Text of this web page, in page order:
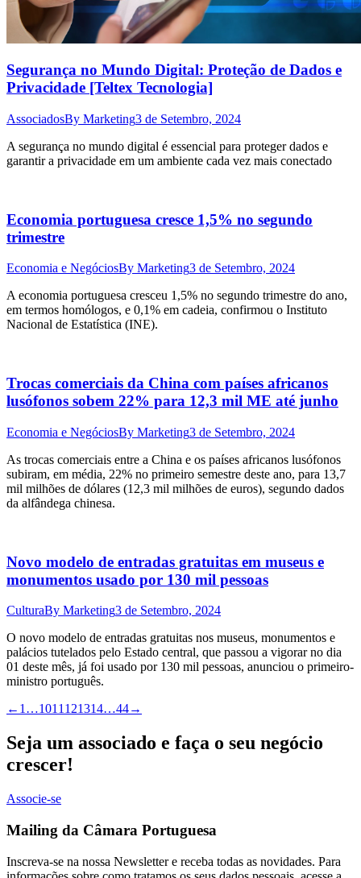
Segurança no Mundo Digital: Proteção de Dados e
Privacidade [Teltex Tecnologia]
AssociadosBy Marketing3 de Setembro, 2024
A segurança no mundo digital é essencial para proteger dados e
garantir a privacidade em um ambiente cada vez mais conectado
Economia portuguesa cresce 1,5% no segundo
trimestre
Economia e NegóciosBy Marketing3 de Setembro, 2024
A economia portuguesa cresceu 1,5% no segundo trimestre do ano,
em termos homólogos, e 0,1% em cadeia, confirmou o Instituto
Nacional de Estatística (INE).
Trocas comerciais da China com países africanos
lusófonos sobem 22% para 12,3 mil ME até junho
Economia e NegóciosBy Marketing3 de Setembro, 2024
As trocas comerciais entre a China e os países africanos lusófonos
subiram, em média, 22% no primeiro semestre deste ano, para 13,7
mil milhões de dólares (12,3 mil milhões de euros), segundo dados
da alfândega chinesa.
Novo modelo de entradas gratuitas em museus e
monumentos usado por 130 mil pessoas
CulturaBy Marketing3 de Setembro, 2024
O novo modelo de entradas gratuitas nos museus, monumentos e
palácios tutelados pelo Estado central, que passou a vigorar no dia
01 deste mês, já foi usado por 130 mil pessoas, anunciou o primeiro-
ministro português.
← 1 …1011 121314…44→
Seja um associado e faça o seu negócio
crescer!
Associe-se
Mailing da Câmara Portuguesa
Inscreva-se na nossa Newsletter e receba todas as novidades. Para